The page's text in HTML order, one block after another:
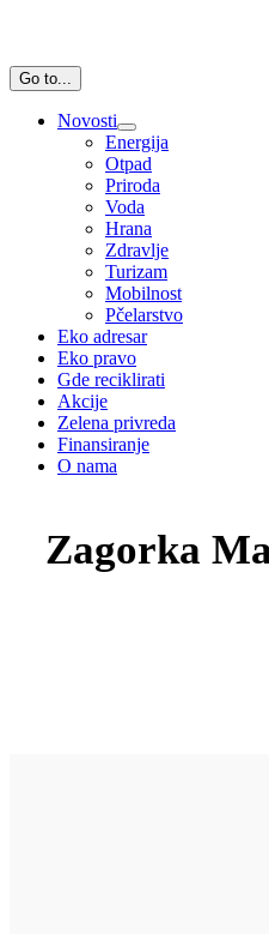
Go to...
Novosti
Energija
Otpad
Priroda
Voda
Hrana
Zdravlje
Turizam
Mobilnost
Pčelarstvo
Eko adresar
Eko pravo
Gde reciklirati
Akcije
Zelena privreda
Finansiranje
O nama
Zagorka